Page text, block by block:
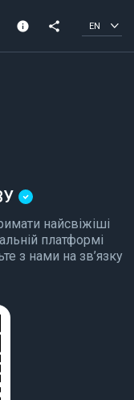
info share EN
найсвіжіші
платформі
з нами на зв’язку